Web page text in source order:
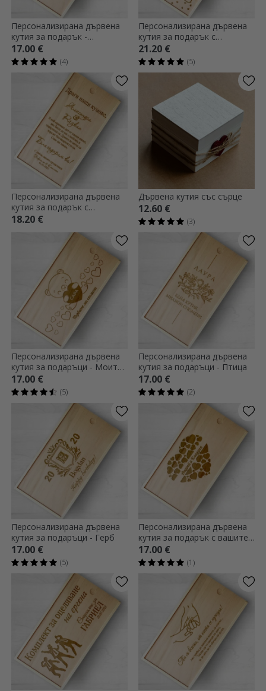
Персонализирана дървена
кутия за подарък -
Годишнина
17.00 €
(4)
Персонализирана дървена
кутия за подарък с
благодарствено послание
за кръстниците
21.20 €
(5)
Персонализирана дървена
кутия за подарък с
благодарствено послание
18.20 €
Дървена кутия със сърце
12.60 €
(3)
Персонализирана дървена
кутия за подаръци - Моите
първи спомени
17.00 €
(5)
Персонализирана дървена
кутия за подаръци - Птица
17.00 €
(2)
Персонализирана дървена
кутия за подаръци - Герб
17.00 €
(5)
Персонализирана дървена
кутия за подарък с вашите
имена
17.00 €
(1)